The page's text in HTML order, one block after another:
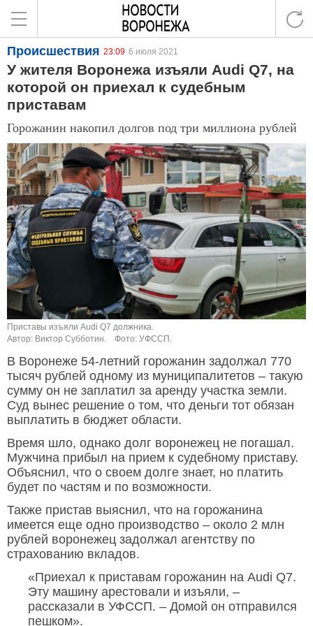
Происшествия 23:09 6 июля 2021
У жителя Воронежа изъяли Audi Q7, на
которой он приехал к судебным
приставам
Горожанин накопил долгов под три миллиона рублей
Приставы изъяли Audi Q7 должника.
Автор: Виктор Субботин.
Фото: УФССП.
В Воронеже 54-летний горожанин задолжал 770
тысяч рублей одному из муниципалитетов – такую
сумму он не заплатил за аренду участка земли.
Суд вынес решение о том, что деньги тот обязан
выплатить в бюджет области.
Время шло, однако долг воронежец не погашал.
Мужчина прибыл на прием к судебному приставу.
Объяснил, что о своем долге знает, но платить
будет по частям и по возможности.
Также пристав выяснил, что на горожанина
имеется еще одно производство – около 2 млн
рублей воронежец задолжал агентству по
страхованию вкладов.
«Приехал к приставам горожанин на Audi Q7.
Эту машину арестовали и изъяли, –
рассказали в УФССП. – Домой он отправился
пешком».